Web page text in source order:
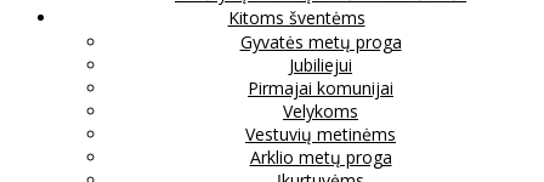
Kitoms šventėms
Gyvatės metų proga
Jubiliejui
Pirmajai komunijai
Velykoms
Vestuvių metinėms
Arklio metų proga